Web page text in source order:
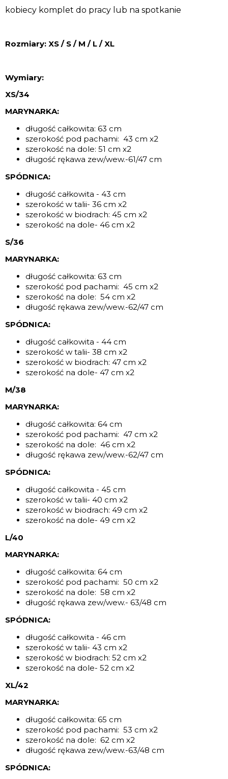
kobiecy komplet do pracy lub na spotkanie
Rozmiary: XS / S / M / L / XL
Wymiary:
XS/34
MARYNARKA:
długość całkowita: 63 cm
szerokość pod pachami: 43 cm x2
szerokość na dole: 51 cm x2
długość rękawa zew/wew.-61/47 cm
SPÓDNICA:
długość całkowita - 43 cm
szerokość w talii- 36 cm x2
szerokość w biodrach: 45 cm x2
szerokość na dole- 46 cm x2
S/36
MARYNARKA:
długość całkowita: 63 cm
szerokość pod pachami: 45 cm x2
szerokość na dole: 54 cm x2
długość rękawa zew/wew.-62/47 cm
SPÓDNICA:
długość całkowita - 44 cm
szerokość w talii- 38 cm x2
szerokość w biodrach: 47 cm x2
szerokość na dole- 47 cm x2
M/38
MARYNARKA:
długość całkowita: 64 cm
szerokość pod pachami: 47 cm x2
szerokość na dole: 46 cm x2
długość rękawa zew/wew.-62/47 cm
SPÓDNICA:
długość całkowita - 45 cm
szerokość w talii- 40 cm x2
szerokość w biodrach: 49 cm x2
szerokość na dole- 49 cm x2
L/40
MARYNARKA:
długość całkowita: 64 cm
szerokość pod pachami: 50 cm x2
szerokość na dole: 58 cm x2
długość rękawa zew/wew.- 63/48 cm
SPÓDNICA:
długość całkowita - 46 cm
szerokość w talii- 43 cm x2
szerokość w biodrach: 52 cm x2
szerokość na dole- 52 cm x2
XL/42
MARYNARKA:
długość całkowita: 65 cm
szerokość pod pachami: 53 cm x2
szerokość na dole: 62 cm x2
długość rękawa zew/wew.-63/48 cm
SPÓDNICA: